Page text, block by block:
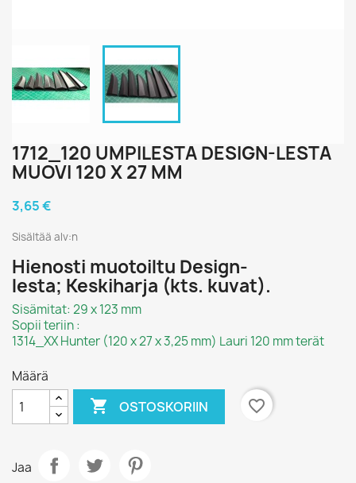
1712_120 UMPILESTA DESIGN-LESTA
MUOVI 120 X 27 MM
3,65 €
Sisältää alv:n
Hienosti muotoiltu Design-
lesta; Keskiharja (kts. kuvat).
Sisämitat: 29 x 123 mm
Sopii teriin :
1314_XX Hunter (120 x 27 x 3,25 mm) Lauri 120 mm terät
Määrä
 OSTOSKORIIN favorite_border
Jaa